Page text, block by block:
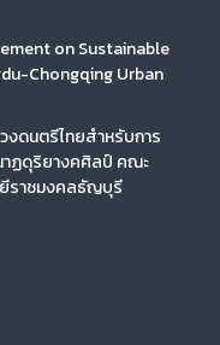
on Sustainable
Chongqing Urban
งดนตรีไทยสำหรับการ
าฏดุริยางคศิลป์ คณะ
ยีราชมงคลธัญบุรี